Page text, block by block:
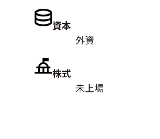
資本
外資
株式
未上場